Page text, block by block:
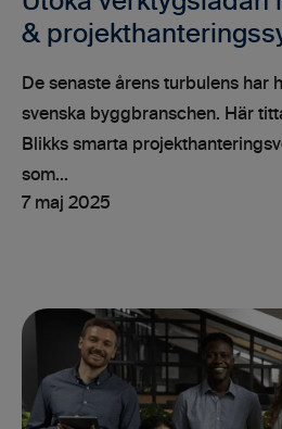
&
De senaste årens turbulens har
svenska byggbranschen. Här
Blikks smarta
som...
7 maj 2025